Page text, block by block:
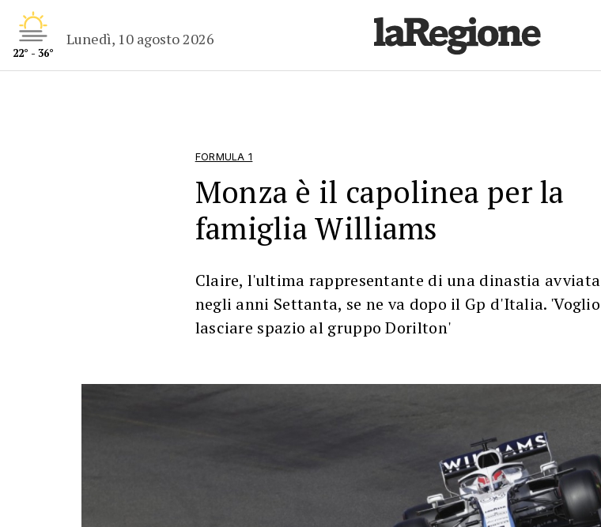
22° - 36°
Lunedì, 10 agosto 2026
FORMULA 1
Monza è il capolinea per la
famiglia Williams
Claire, l'ultima rappresentante di una dinastia avviata
negli anni Settanta, se ne va dopo il Gp d'Italia. 'Voglio
lasciare spazio al gruppo Dorilton'